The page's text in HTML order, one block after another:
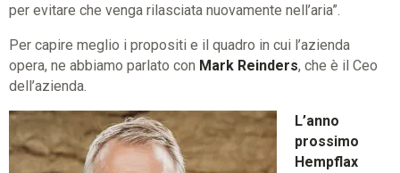
per evitare che venga rilasciata nuovamente nell’aria”.
Per capire meglio i propositi e il quadro in cui l’azienda
opera, ne abbiamo parlato con Mark Reinders, che è il Ceo
dell’azienda.
L’anno
prossimo
Hempflax